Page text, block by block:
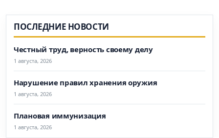
ПОСЛЕДНИЕ НОВОСТИ
Честный труд, верность своему делу
1 августа, 2026
Нарушение правил хранения оружия
1 августа, 2026
Плановая иммунизация
1 августа, 2026